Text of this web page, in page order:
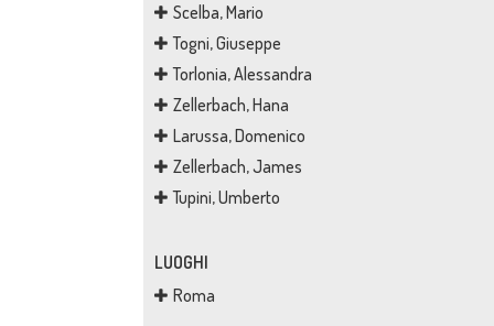
Scelba, Mario
Togni, Giuseppe
Torlonia, Alessandra
Zellerbach, Hana
Larussa, Domenico
Zellerbach, James
Tupini, Umberto
LUOGHI
Roma